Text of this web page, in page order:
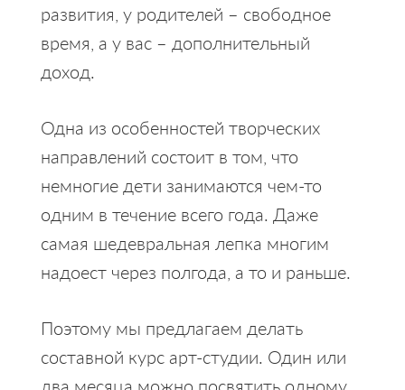
развития, у родителей – свободное
время, а у вас – дополнительный
доход.
Одна из особенностей творческих
направлений состоит в том, что
немногие дети занимаются чем-то
одним в течение всего года. Даже
самая шедевральная лепка многим
надоест через полгода, а то и раньше.
Поэтому мы предлагаем делать
составной курс арт-студии. Один или